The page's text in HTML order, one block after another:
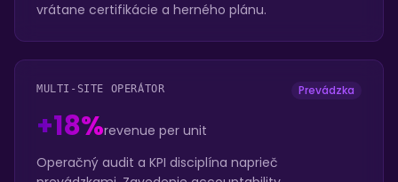
vrátane certifikácie a herného plánu.
MULTI-SITE OPERÁTOR Prevádzka
+18%revenue per unit
Operačný audit a KPI disciplína naprieč